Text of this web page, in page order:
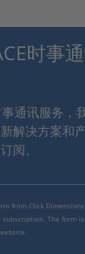
时事
事通讯服务，
解决方案和
阅。
from Click
subscription. The form